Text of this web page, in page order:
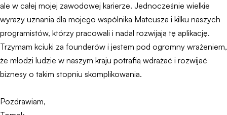
ale w całej mojej zawodowej karierze. Jednocześnie wielkie
wyrazy uznania dla mojego wspólnika Mateusza i kilku naszych
programistów, którzy pracowali i nadal rozwijają tę aplikację.
Trzymam kciuki za founderów i jestem pod ogromny wrażeniem,
że młodzi ludzie w naszym kraju potrafią wdrażać i rozwijać
biznesy o takim stopniu skomplikowania.
Pozdrawiam,